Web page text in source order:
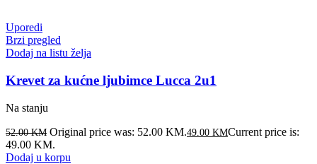
Uporedi
Brzi pregled
Dodaj na listu želja
Krevet za kućne ljubimce Lucca 2u1
Na stanju
52.00KM Original price was: 52.00 KM.49.00 KMCurrent price is:
49.00 KM.
Dodaj u korpu